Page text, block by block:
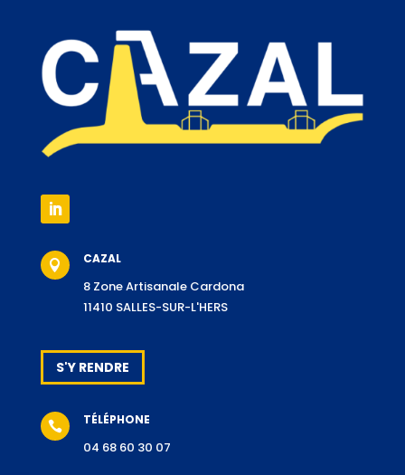
 CAZAL
8 Zone Artisanale Cardona
11410 SALLES-SUR-L'HERS
S'Y RENDRE
 TÉLÉPHONE
04 68 60 30 07